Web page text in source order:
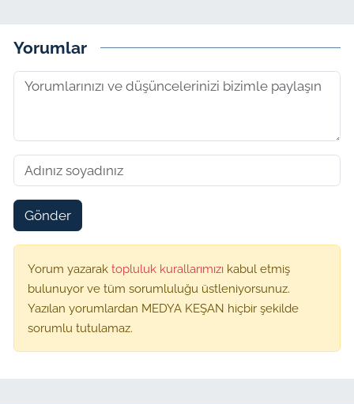
Yorumlar
Gönder
Yorum yazarak topluluk kurallarımızı kabul etmiş
bulunuyor ve tüm sorumluluğu üstleniyorsunuz.
Yazılan yorumlardan MEDYA KEŞAN hiçbir şekilde
sorumlu tutulamaz.